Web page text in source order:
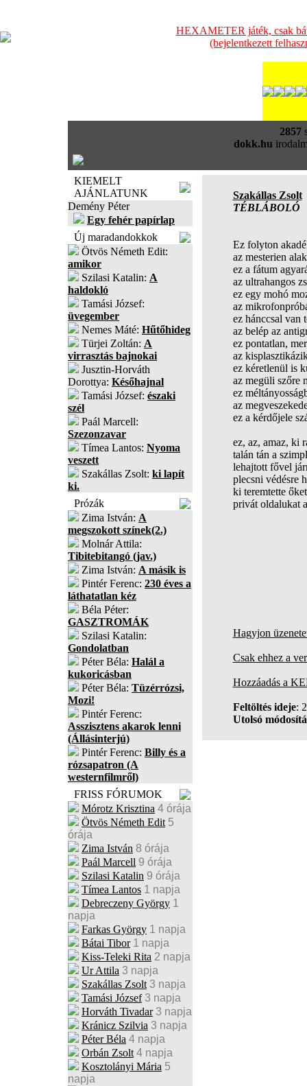
HEXAMETER játék, csak
(bejelentkezett
2857
dokk.hu
KIEMELT
AJÁNLATUNK
Demény Péter
Egy fehér papírlap
Új maradandokkok
Ötvös Németh Edit:
amikor
Szilasi Katalin: A
haldokló
Tamási József:
üvegember
Nemes Máté: Hűtőhideg
Türjei Zoltán: A
virrasztás bajnokai
Jusztin-Horváth
Dorottya: Későhajnal
Tamási József: északi
szél
Paál Marcell:
Szezonzavar
Tímea Lantos: Nyoma
veszett
Szakállas Zsolt: ki lapít
ki.
Prózák
Zima István: A
megszokott színek(2.)
Molnár Attila:
Tibitebitangó (jav.)
Zima István: A másik is
Pintér Ferenc: 230 éves a
láthatatlan kéz
Béla Péter:
GASZTROMÁK
Szilasi Katalin:
Gondolatban
Péter Béla: Halál a
kukoricásban
Péter Béla: Tüzérrózsi,
Mozi!
Pintér Ferenc:
Asszisztens akarok lenni
(Állásinterjú)
Pintér Ferenc: Billy és a
rózsapatron (A
westernfilmről)
FRISS FÓRUMOK
Mórotz Krisztina 4 órája
Ötvös Németh Edit 5
órája
Zima István 8 órája
Paál Marcell 9 órája
Szilasi Katalin 9 órája
Tímea Lantos 1 napja
Debreczeny György 1
napja
Farkas György 1 napja
Bátai Tibor 1 napja
Kiss-Teleki Rita 2 napja
Ur Attila 3 napja
Szakállas Zsolt 3 napja
Tamási József 3 napja
Horváth Tivadar 3 napja
Kránicz Szilvia 3 napja
Péter Béla 4 napja
Orbán Zsolt 4 napja
Kosztolányi Mária 5
napja
Szakállas Zsolt
TÉBLÁBOLÓ
Ez folyton
az mesterien
ez a fátum
az ultrahangos
ez egy mohó
az
ez hánccsal van
az belép az
ez pontatlan,
az
ez kéretlenül is
az megüli szőre
ez
az
ez a kérdőjele
ez, az, amaz, ki
talán tán a
lehajtott fővel
plecsni védésre
ki teremtette
privát oldalukat
Hagyjon
Csak ehhez a
Hozzáadás a
Feltöltés ideje:
Utolsó